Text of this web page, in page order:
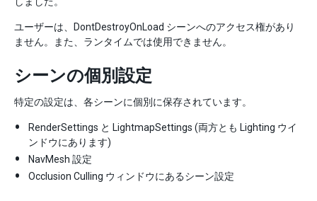
ユーザーは、DontDestroyOnLoad シーンへのアクセス権があり
ません。また、ランタイムでは使用できません。
シーンの個別設定
特定の設定は、各シーンに個別に保存されています。
RenderSettings と LightmapSettings (両方とも Lighting ウイ
ンドウにあります)
NavMesh 設定
Occlusion Culling ウィンドウにあるシーン設定